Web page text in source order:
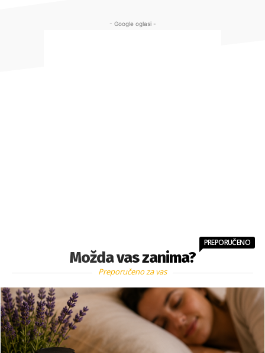
- Google oglasi -
Možda vas zanima?
PREPORUČENO
Preporučeno za vas